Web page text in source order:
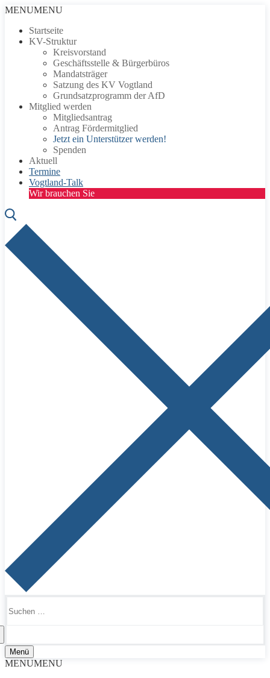
Zum
springen
Menü
Schließen
MENUMENU
Startseite
KV-Struktur
Kreisvorstand
Geschäftsstelle & Bürgerbüros
Mandatsträger
Satzung des KV Vogtland
Grundsatzprogramm der AfD
Mitglied werden
Mitgliedsantrag
Antrag Fördermitglied
Jetzt ein Unterstützer werden!
Spenden
Aktuell
Termine
Vogtland-Talk
Wir brauchen Sie
nach:
Menü
MENUMENU